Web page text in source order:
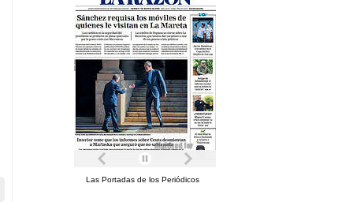
Las Portadas de los Periódicos